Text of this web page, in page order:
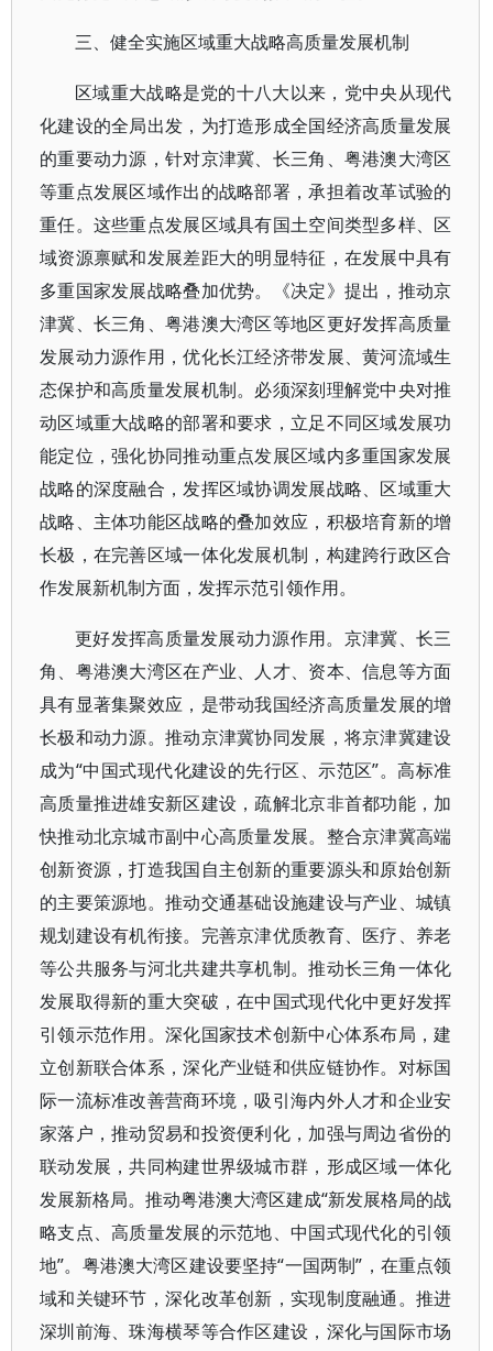
三、健全实施区域重大战略高质量发展机制
区域重大战略是党的十八大以来，党中央从现代
化建设的全局出发，为打造形成全国经济高质量发展
的重要动力源，针对京津冀、长三角、粤港澳大湾区
等重点发展区域作出的战略部署，承担着改革试验的
重任。这些重点发展区域具有国土空间类型多样、区
域资源禀赋和发展差距大的明显特征，在发展中具有
多重国家发展战略叠加优势。《决定》提出，推动京
津冀、长三角、粤港澳大湾区等地区更好发挥高质量
发展动力源作用，优化长江经济带发展、黄河流域生
态保护和高质量发展机制。必须深刻理解党中央对推
动区域重大战略的部署和要求，立足不同区域发展功
能定位，强化协同推动重点发展区域内多重国家发展
战略的深度融合，发挥区域协调发展战略、区域重大
战略、主体功能区战略的叠加效应，积极培育新的增
长极，在完善区域一体化发展机制，构建跨行政区合
作发展新机制方面，发挥示范引领作用。
更好发挥高质量发展动力源作用。京津冀、长三
角、粤港澳大湾区在产业、人才、资本、信息等方面
具有显著集聚效应，是带动我国经济高质量发展的增
长极和动力源。推动京津冀协同发展，将京津冀建设
成为“中国式现代化建设的先行区、示范区”。高标准
高质量推进雄安新区建设，疏解北京非首都功能，加
快推动北京城市副中心高质量发展。整合京津冀高端
创新资源，打造我国自主创新的重要源头和原始创新
的主要策源地。推动交通基础设施建设与产业、城镇
规划建设有机衔接。完善京津优质教育、医疗、养老
等公共服务与河北共建共享机制。推动长三角一体化
发展取得新的重大突破，在中国式现代化中更好发挥
引领示范作用。深化国家技术创新中心体系布局，建
立创新联合体系，深化产业链和供应链协作。对标国
际一流标准改善营商环境，吸引海内外人才和企业安
家落户，推动贸易和投资便利化，加强与周边省份的
联动发展，共同构建世界级城市群，形成区域一体化
发展新格局。推动粤港澳大湾区建成“新发展格局的战
略支点、高质量发展的示范地、中国式现代化的引领
地”。粤港澳大湾区建设要坚持“一国两制”，在重点领
域和关键环节，深化改革创新，实现制度融通。推进
深圳前海、珠海横琴等合作区建设，深化与国际市场